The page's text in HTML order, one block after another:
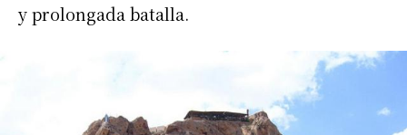
y prolongada batalla.